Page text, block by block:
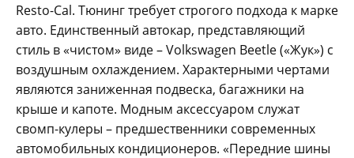
Resto-Cal. Тюнинг требует строгого подхода к марке
авто. Единственный автокар, представляющий
стиль в «чистом» виде – Volkswagen Beetle («Жук») с
воздушным охлаждением. Характерными чертами
являются заниженная подвеска, багажники на
крыше и капоте. Модным аксессуаром служат
свомп-кулеры – предшественники современных
автомобильных кондиционеров. «Передние шины